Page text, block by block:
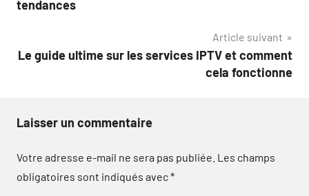
l’article
tendances
Article suivant
Le guide ultime sur les services IPTV et comment
cela fonctionne
Laisser un commentaire
Votre adresse e-mail ne sera pas publiée. Les champs
obligatoires sont indiqués avec*